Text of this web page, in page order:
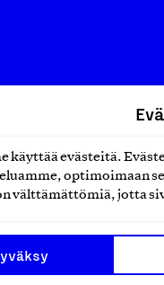
käyttää evästeitä.
optimoimaan
välttämättömiä, jotta
suomalaisen
kansainvälisiin
sitten
ylpeyttä
työ yhdistää
Me rakastamme